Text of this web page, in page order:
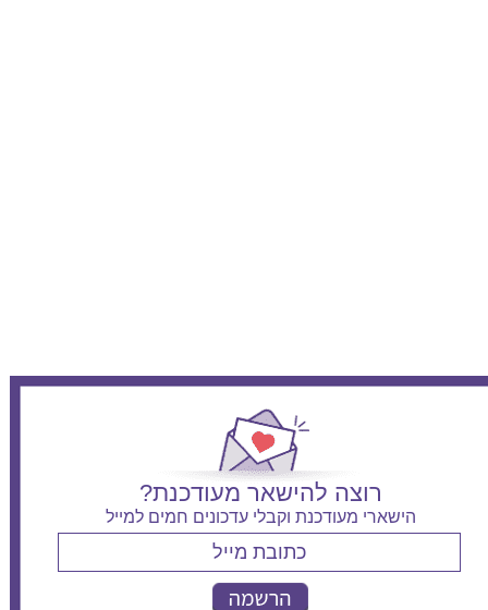
רוצה להישאר מעודכנת?
הישארי מעודכנת וקבלי עדכונים חמים למייל